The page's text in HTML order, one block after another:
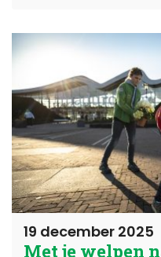
19 december 2025
Met je welpen